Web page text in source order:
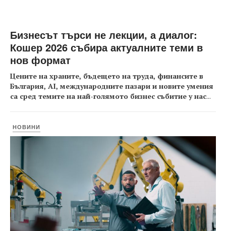
Бизнесът търси не лекции, а диалог:
Кошер 2026 събира актуалните теми в
нов формат
Цените на храните, бъдещето на труда, финансите в
България, AI, международните пазари и новите умения
са сред темите на най-голямото бизнес събитие у нас...
НОВИНИ